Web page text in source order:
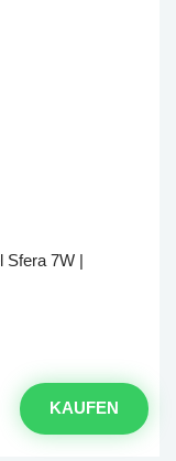
Sfera 7W |
KAUFEN